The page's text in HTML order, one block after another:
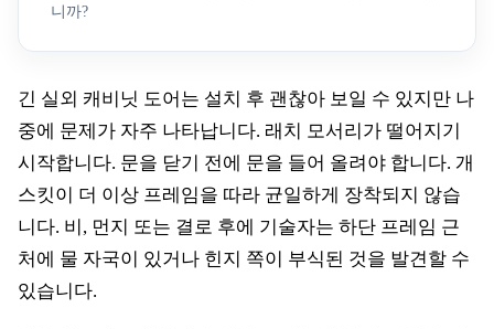
니까?
긴 실외 캐비닛 도어는 설치 후 괜찮아 보일 수 있지만 나
중에 문제가 자주 나타납니다. 래치 모서리가 떨어지기
시작합니다. 문을 닫기 전에 문을 들어 올려야 합니다. 개
스킷이 더 이상 프레임을 따라 균일하게 장착되지 않습
니다. 비, 먼지 또는 결로 후에 기술자는 하단 프레임 근
처에 물 자국이 있거나 힌지 쪽이 부식된 것을 발견할 수
있습니다.